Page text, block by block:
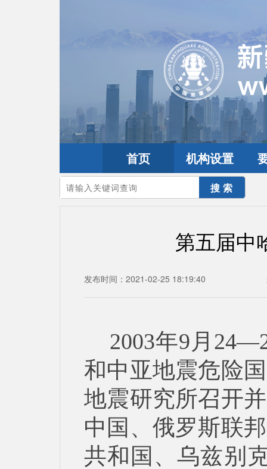
首页 机构设置
您的当前位置：首页>10th天山研讨会
第五届中
发布时间：2021-02-25 18:19:40
2003年9月
和中亚地震危险
地震研究所召开
中国、俄罗斯联
共和国、乌兹别